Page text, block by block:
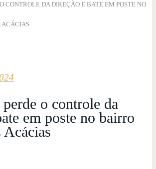
CONTROLE DA DIREÇÃO E BATE EM POSTE NO
ACÁCIAS
o controle da
em poste no bairro
Acácias